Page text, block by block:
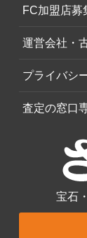
FC加盟店募
運営会社・
プライバシ
査定の窓口
宝石